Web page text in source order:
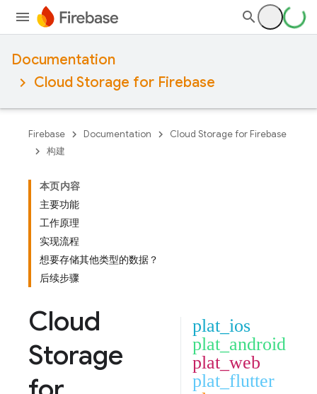
Documentation
Cloud Storage for Firebase
Firebase Documentation
Cloud Storage for Firebase
构建
本页内容
主要功能
工作原理
实现流程
想要存储其他类型的数据？
后续步骤
Cloud
Storage
plat_ios
plat_android
plat_web
plat_flutter